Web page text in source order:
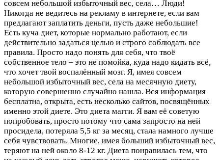
совсем небольшой избыточный вес, села… Люди!
Никогда не ведитесь на рекламу в интернете, если вам
предлагают заплатить деньги, пусть даже небольшие!
Есть куча диет, которые нормально работают, если
действительно задаться целью и строго соблюдать все
правила. Просто надо понять для себя, что твоё
собственное тело – это не помойка, куда надо кидать всё,
что хочет твой воспалённый мозг. Я, имея совсем
небольшой избыточный вес, села на месячную диету,
которую совершенно случайно нашла. Вся информация
бесплатна, открыта, есть несколько сайтов, посвящённых
именно этой диете. Это диета магги. Я вам её советую
попробовать, просто потому что сама запросто на ней
просидела, потеряла 5,5 кг за месяц, стала намного лучше
себя чувствовать. Многие, имея больший избыточный вес,
теряют на ней около 8-12 кг. Диета понравилась тем, что